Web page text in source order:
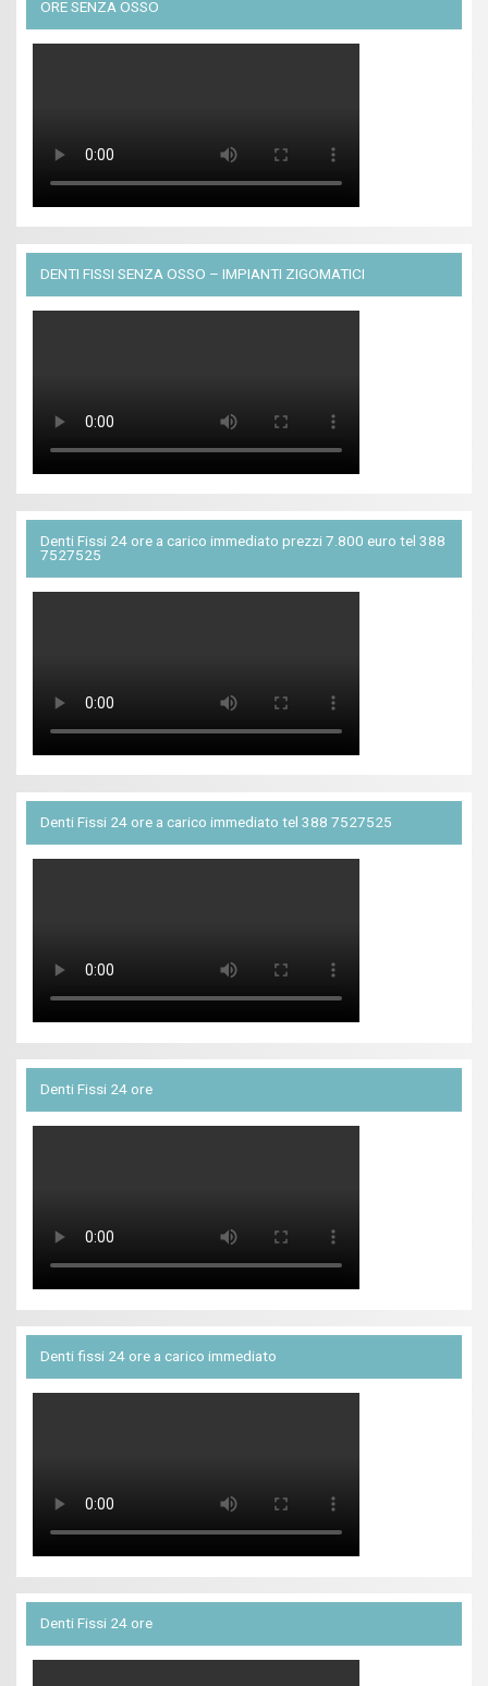
ORE SENZA OSSO
DENTI FISSI SENZA OSSO – IMPIANTI ZIGOMATICI
Denti Fissi 24 ore a carico immediato prezzi 7.800 euro tel 388
7527525
Denti Fissi 24 ore a carico immediato tel 388 7527525
Denti Fissi 24 ore
Denti fissi 24 ore a carico immediato
Denti Fissi 24 ore